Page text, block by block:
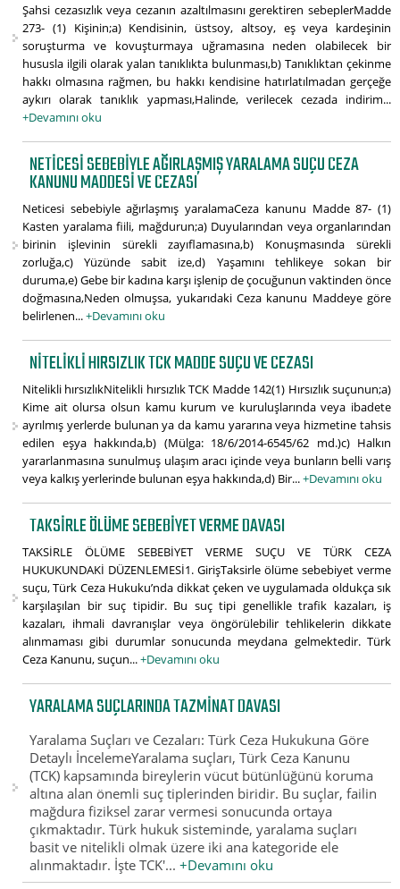
Şahsi cezasızlık veya cezanın azaltılmasını gerektiren sebeplerMadde
273- (1) Kişinin;a) Kendisinin, üstsoy, altsoy, eş veya kardeşinin
soruşturma ve kovuşturmaya uğramasına neden olabilecek bir
hususla ilgili olarak yalan tanıklıkta bulunması,b) Tanıklıktan çekinme
hakkı olmasına rağmen, bu hakkı kendisine hatırlatılmadan gerçeğe
aykırı olarak tanıklık yapması,Halinde, verilecek cezada indirim...
+Devamını oku
NETICESI SEBEBIYLE AĞIRLAŞMIŞ YARALAMA SUÇU CEZA
KANUNU MADDESI VE CEZASI
Neticesi sebebiyle ağırlaşmış yaralamaCeza kanunu Madde 87- (1)
Kasten yaralama fiili, mağdurun;a) Duyularından veya organlarından
birinin işlevinin sürekli zayıflamasına,b) Konuşmasında sürekli
zorluğa,c) Yüzünde sabit ize,d) Yaşamını tehlikeye sokan bir
duruma,e) Gebe bir kadına karşı işlenip de çocuğunun vaktinden önce
doğmasına,Neden olmuşsa, yukarıdaki Ceza kanunu Maddeye göre
belirlenen...+Devamını oku
NITELIKLI HIRSIZLIK TCK MADDE SUÇU VE CEZASI
Nitelikli hırsızlıkNitelikli hırsızlık TCK Madde 142(1) Hırsızlık suçunun;a)
Kime ait olursa olsun kamu kurum ve kuruluşlarında veya ibadete
ayrılmış yerlerde bulunan ya da kamu yararına veya hizmetine tahsis
edilen eşya hakkında,b) (Mülga: 18/6/2014-6545/62 md.)c) Halkın
yararlanmasına sunulmuş ulaşım aracı içinde veya bunların belli varış
veya kalkış yerlerinde bulunan eşya hakkında,d) Bir...+Devamını oku
TAKSIRLE ÖLÜME SEBEBIYET VERME DAVASI
TAKSİRLE ÖLÜME SEBEBİYET VERME SUÇU VE TÜRK CEZA
HUKUKUNDAKİ DÜZENLEMESİ1. GirişTaksirle ölüme sebebiyet verme
suçu, Türk Ceza Hukuku’nda dikkat çeken ve uygulamada oldukça sık
karşılaşılan bir suç tipidir. Bu suç tipi genellikle trafik kazaları, iş
kazaları, ihmali davranışlar veya öngörülebilir tehlikelerin dikkate
alınmaması gibi durumlar sonucunda meydana gelmektedir. Türk
Ceza Kanunu, suçun...+Devamını oku
YARALAMA SUÇLARINDA TAZMINAT DAVASI
Yaralama Suçları ve Cezaları: Türk Ceza Hukukuna Göre
Detaylı İncelemeYaralama suçları, Türk Ceza Kanunu
(TCK) kapsamında bireylerin vücut bütünlüğünü koruma
altına alan önemli suç tiplerinden biridir. Bu suçlar, failin
mağdura fiziksel zarar vermesi sonucunda ortaya
çıkmaktadır. Türk hukuk sisteminde, yaralama suçları
basit ve nitelikli olmak üzere iki ana kategoride ele
alınmaktadır. İşte TCK'...+Devamını oku